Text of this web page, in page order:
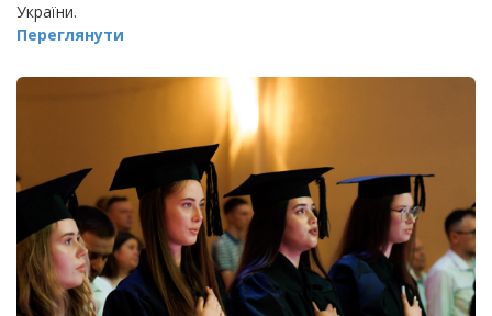
України.
Переглянути